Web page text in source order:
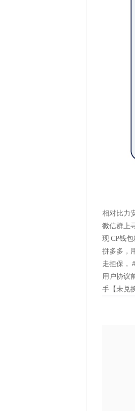
相对比力
微信群上
现 CP钱
拼多多，
走担保，
用户协议
手【未兑